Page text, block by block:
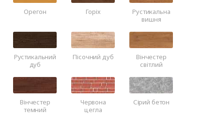
Орегон Горіх
Рустикальна
вишня
Рустикальний
дуб
Пісочний дуб
Вінчестер
світлий
Вінчестер
темний
Червона
цегла
Сірий бетон